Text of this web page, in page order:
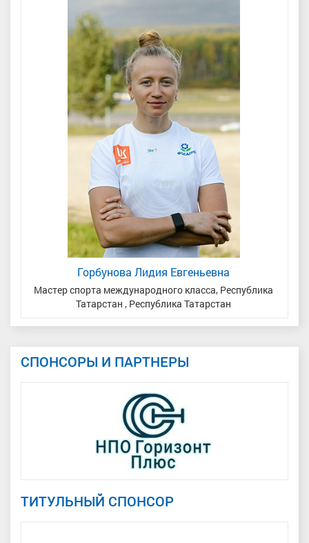
Горбунова Лидия Евгеньевна
Мастер спорта международного класса, Республика
Татарстан , Республика Татарстан
СПОНСОРЫ И ПАРТНЕРЫ
ТИТУЛЬНЫЙ СПОНСОР